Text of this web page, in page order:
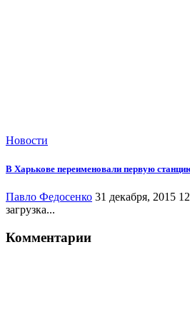
Новости
В Харькове переименовали первую
Павло Федосенко 31 декабря, 2015
загрузка...
Комментарии